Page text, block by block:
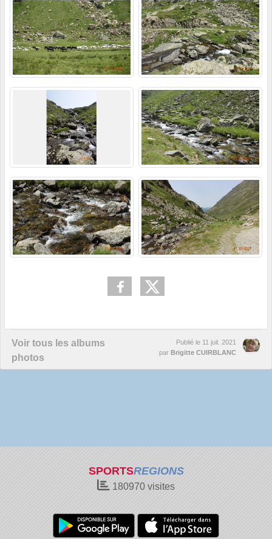
Voir tous les albums
photos
Publié le 11 juil. 2021
par Brigitte CUIRBLANC
SPORTSREGIONS
180970 visites